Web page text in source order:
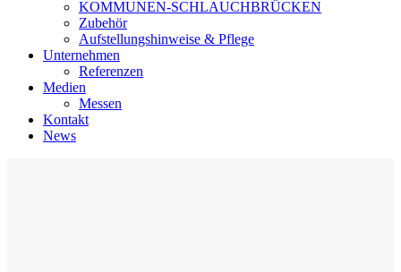
KOMMUNEN-SCHLAUCHBRÜCKEN
Zubehör
Aufstellungshinweise & Pflege
Unternehmen
Referenzen
Medien
Messen
Kontakt
News